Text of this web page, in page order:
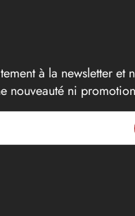
à la newsletter et
nouveauté ni